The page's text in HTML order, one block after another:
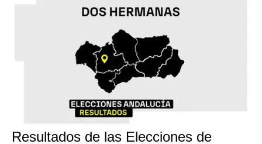
Resultados de las Elecciones de